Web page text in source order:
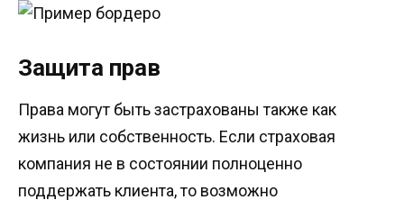
Защита прав
Права могут быть застрахованы также как
жизнь или собственность. Если страховая
компания не в состоянии полноценно
поддержать клиента, то возможно